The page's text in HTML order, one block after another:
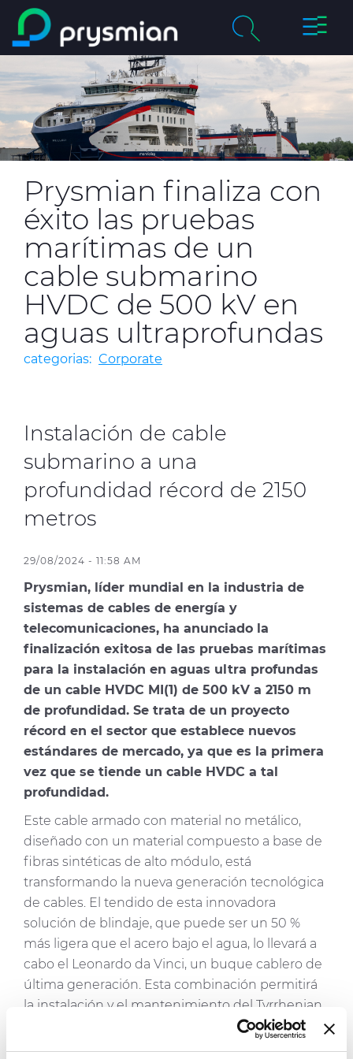
Saltar al contenido
principal
Buscar
Compañía chevron_right
Mercados chevron_right
Centro de Productos
Catálogos Online
Certificados de Calidad
Proyectos
Sostenibilidad
People & Careers
Contáctanos
Web Global
CABLEAPP PRY
PRYSMIAN CLUB
3D
Prysmian finaliza con
éxito las pruebas
marítimas de un
cable submarino
HVDC de 500 kV en
aguas ultraprofundas
categorias: Corporate
Instalación de cable
submarino a una
profundidad récord de 2150
metros
29/08/2024 - 11:58 AM
Prysmian, líder mundial en la industria de
sistemas de cables de energía y
telecomunicaciones, ha anunciado la
finalización exitosa de las pruebas marítimas
para la instalación en aguas ultra profundas
de un cable HVDC MI(1) de 500 kV a 2150 m
de profundidad. Se trata de un proyecto
récord en el sector que establece nuevos
estándares de mercado, ya que es la primera
vez que se tiende un cable HVDC a tal
profundidad.
Este cable armado con material no metálico,
diseñado con un material compuesto a base de
fibras sintéticas de alto módulo, está
transformando la nueva generación tecnológica
de cables. El tendido de esta innovadora
solución de blindaje, que puede ser un 50 %
más ligera que el acero bajo el agua, lo llevará a
cabo el Leonardo da Vinci, un buque cablero de
última generación. Esta combinación permitirá
la instalación y el mantenimiento del Tyrrhenian
Link de Terna a más de 2000 m, la mayor